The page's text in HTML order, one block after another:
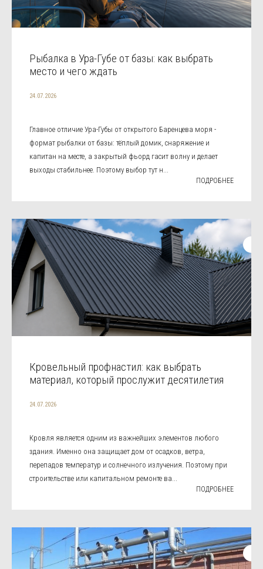
Рыбалка в Ура-Губе от базы: как выбрать
место и чего ждать
24.07.2026
Главное отличие Ура-Губы от открытого Баренцева моря -
формат рыбалки от базы: тёплый домик, снаряжение и
капитан на месте, а закрытый фьорд гасит волну и делает
выходы стабильнее. Поэтому выбор тут н...
ПОДРОБНЕЕ
Кровельный профнастил: как выбрать
материал, который прослужит десятилетия
24.07.2026
Кровля является одним из важнейших элементов любого
здания. Именно она защищает дом от осадков, ветра,
перепадов температур и солнечного излучения. Поэтому при
строительстве или капитальном ремонте ва...
ПОДРОБНЕЕ